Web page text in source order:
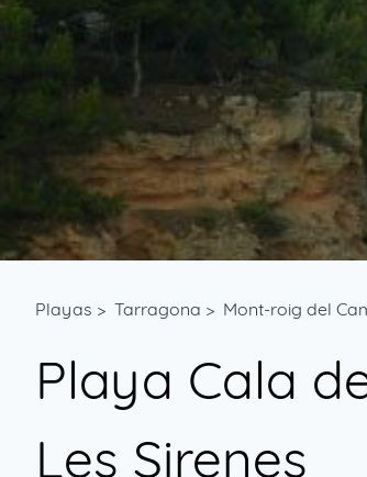
Playas > Tarragona > Mont-roig del
Playa Cala
Les Sirenes